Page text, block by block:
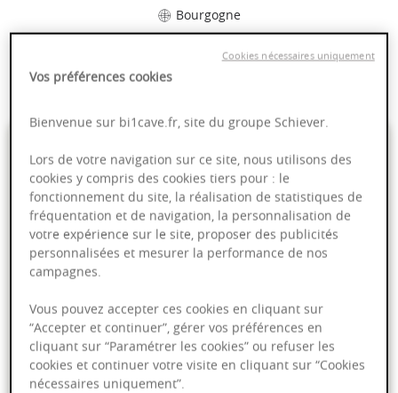
Bourgogne
Complexité
9,95 €
75cl- soit 13,27 € / L
Livraison offerte dans nos points de vente
Emballage anti-casse
Vos préférences cookies
Bienvenue sur bi1cave.fr, site du groupe Schiever.
Lors de votre navigation sur ce site, nous utilisons des
cookies y compris des cookies tiers pour : le
fonctionnement du site, la réalisation de statistiques de
fréquentation et de navigation, la personnalisation de
votre expérience sur le site, proposer des publicités
personnalisées et mesurer la performance de nos
campagnes.
Vous pouvez accepter ces cookies en cliquant sur
“Accepter et continuer”, gérer vos préférences en
cliquant sur “Paramétrer les cookies” ou refuser les
cookies et continuer votre visite en cliquant sur “Cookies
nécessaires uniquement”.
Cookies nécessaires uniquement